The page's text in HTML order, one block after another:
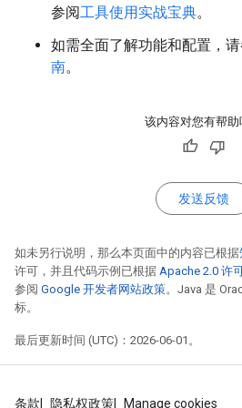
参阅工具使用实战宝典。
如需全面了解功能和配置，
南。
该内容对您有帮助
发送反馈
如未另行说明，那么本页面中的内容已根据
许可，并且代码示例已根据 Apache 2.0 许
参阅 Google 开发者网站政策。Java 是
标。
最后更新时间 (UTC)：2026-06-01。
条款 隐私权政策 Manage cookies